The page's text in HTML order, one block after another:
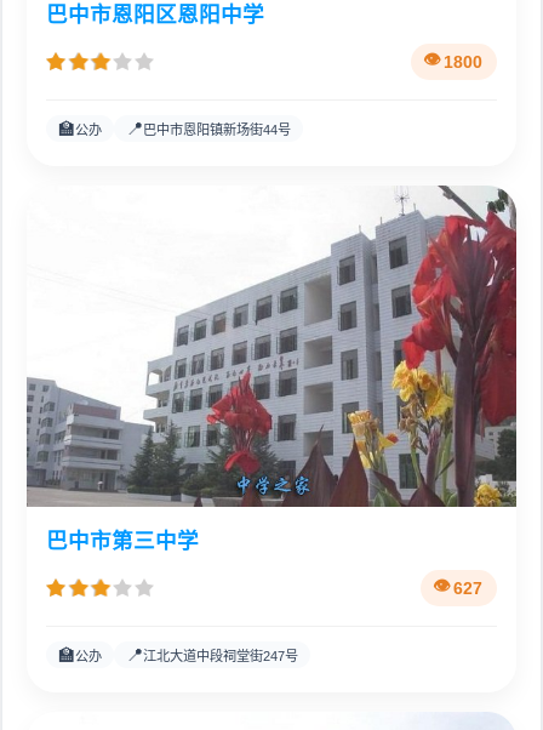
巴中市恩阳区恩阳中学
1800
🏫公办 📍 巴中市恩阳镇新场街44号
巴中市第三中学
627
🏫公办 📍江北大道中段祠堂街247号